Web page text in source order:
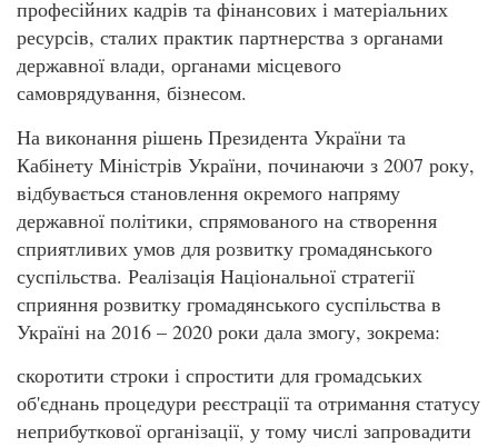
професійних кадрів та фінансових і матеріальних
ресурсів, сталих практик партнерства з органами
державної влади, органами місцевого
самоврядування, бізнесом.
На виконання рішень Президента України та
Кабінету Міністрів України, починаючи з 2007 року,
відбувається становлення окремого напряму
державної політики, спрямованого на створення
сприятливих умов для розвитку громадянського
суспільства. Реалізація Національної стратегії
сприяння розвитку громадянського суспільства в
Україні на 2016 – 2020 роки дала змогу, зокрема:
скоротити строки і спростити для громадських
об'єднань процедури реєстрації та отримання статусу
неприбуткової організації, у тому числі запровадити